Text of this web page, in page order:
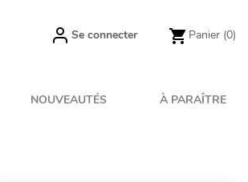
Se connecter Panier (0)
NOUVEAUTÉS À PARAÎTRE